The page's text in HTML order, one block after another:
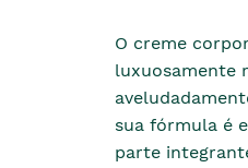
O creme
luxuosamente
sua fórmula é
parte